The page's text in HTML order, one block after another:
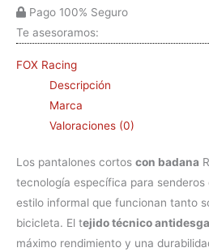
Pago 100% Seguro
Te asesoramos:
FOX Racing
Descripción
Marca
Valoraciones (0)
Los pantalones cortos con badana
tecnología específica para
estilo informal que funcionan tanto
bicicleta. El tejido técnico
máximo rendimiento y una